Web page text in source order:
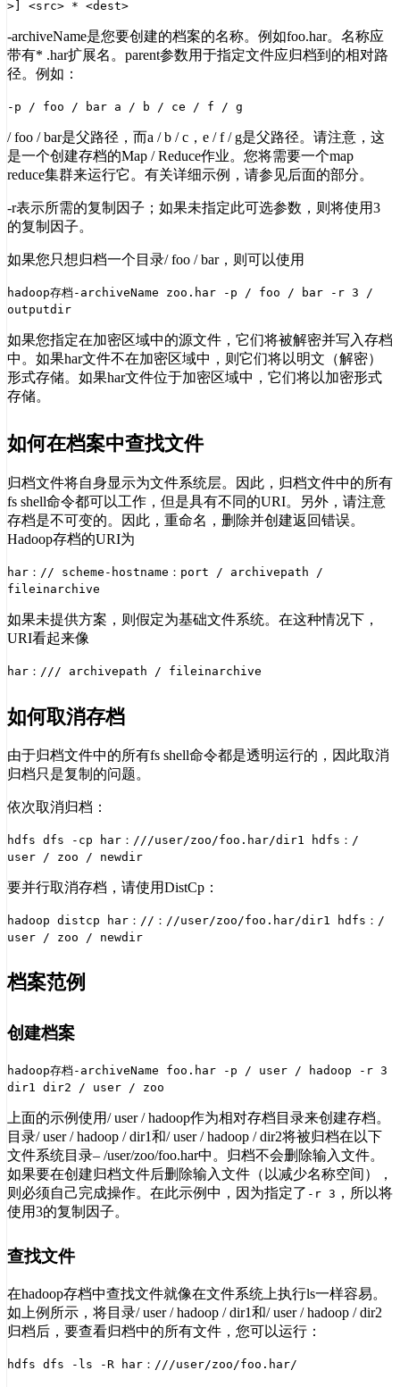
>] <src> * <dest>
-archiveName是您要创建的档案的名称。例如foo.har。名称应
带有* .har扩展名。parent参数用于指定文件应归档到的相对路
径。例如：
-p / foo / bar a / b / ce / f / g
/ foo / bar是父路径，而a / b / c，e / f / g是父路径。请注意，这
是一个创建存档的Map / Reduce作业。您将需要一个map
reduce集群来运行它。有关详细示例，请参见后面的部分。
-r表示所需的复制因子；如果未指定此可选参数，则将使用3
的复制因子。
如果您只想归档一个目录/ foo / bar，则可以使用
hadoop存档-archiveName zoo.har -p / foo / bar -r 3 /
outputdir
如果您指定在加密区域中的源文件，它们将被解密并写入存档
中。如果har文件不在加密区域中，则它们将以明文（解密）
形式存储。如果har文件位于加密区域中，它们将以加密形式
存储。
如何在档案中查找文件
归档文件将自身显示为文件系统层。因此，归档文件中的所有
fs shell命令都可以工作，但是具有不同的URI。另外，请注意
存档是不可变的。因此，重命名，删除并创建返回错误。
Hadoop存档的URI为
har：// scheme-hostname：port / archivepath /
fileinarchive
如果未提供方案，则假定为基础文件系统。在这种情况下，
URI看起来像
har：/// archivepath / fileinarchive
如何取消存档
由于归档文件中的所有fs shell命令都是透明运行的，因此取消
归档只是复制的问题。
依次取消归档：
hdfs dfs -cp har：///user/zoo/foo.har/dir1 hdfs：/
user / zoo / newdir
要并行取消存档，请使用DistCp：
hadoop distcp har：//：//user/zoo/foo.har/dir1 hdfs：/
user / zoo / newdir
档案范例
创建档案
hadoop存档-archiveName foo.har -p / user / hadoop -r 3
dir1 dir2 / user / zoo
上面的示例使用/ user / hadoop作为相对存档目录来创建存档。
目录/ user / hadoop / dir1和/ user / hadoop / dir2将被归档在以下
文件系统目录– /user/zoo/foo.har中。归档不会删除输入文件。
如果要在创建归档文件后删除输入文件（以减少名称空间），
则必须自己完成操作。在此示例中，因为指定了 -r 3 ，所以将
使用3的复制因子。
查找文件
在hadoop存档中查找文件就像在文件系统上执行ls一样容易。
如上例所示，将目录/ user / hadoop / dir1和/ user / hadoop / dir2
归档后，要查看归档中的所有文件，您可以运行：
hdfs dfs -ls -R har：///user/zoo/foo.har/